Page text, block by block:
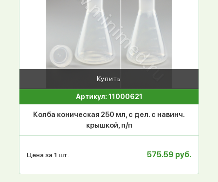
Купить
Артикул: 11000621
Колба коническая 250 мл, с дел. с навинч.
крышкой, п/п
Цена за 1 шт. 575.59 руб.